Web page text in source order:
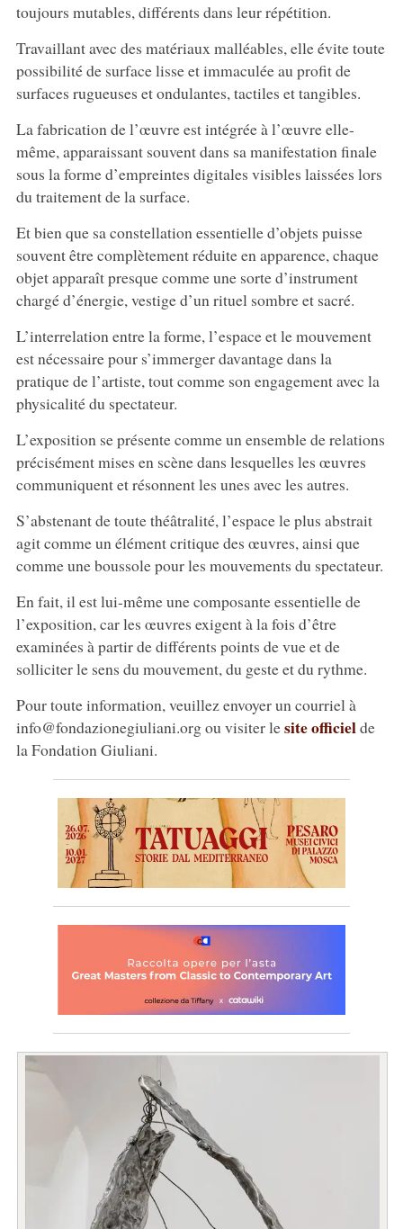
toujours mutables, différents dans leur répétition.
Travaillant avec des matériaux malléables, elle évite toute
possibilité de surface lisse et immaculée au profit de
surfaces rugueuses et ondulantes, tactiles et tangibles.
La fabrication de l’œuvre est intégrée à l’œuvre elle-
même, apparaissant souvent dans sa manifestation finale
sous la forme d’empreintes digitales visibles laissées lors
du traitement de la surface.
Et bien que sa constellation essentielle d’objets puisse
souvent être complètement réduite en apparence, chaque
objet apparaît presque comme une sorte d’instrument
chargé d’énergie, vestige d’un rituel sombre et sacré.
L’interrelation entre la forme, l’espace et le mouvement
est nécessaire pour s’immerger davantage dans la
pratique de l’artiste, tout comme son engagement avec la
physicalité du spectateur.
L’exposition se présente comme un ensemble de relations
précisément mises en scène dans lesquelles les œuvres
communiquent et résonnent les unes avec les autres.
S’abstenant de toute théâtralité, l’espace le plus abstrait
agit comme un élément critique des œuvres, ainsi que
comme une boussole pour les mouvements du spectateur.
En fait, il est lui-même une composante essentielle de
l’exposition, car les œuvres exigent à la fois d’être
examinées à partir de différents points de vue et de
solliciter le sens du mouvement, du geste et du rythme.
Pour toute information, veuillez envoyer un courriel à
info@fondazionegiuliani.org ou visiter lesite officielde
la Fondation Giuliani.